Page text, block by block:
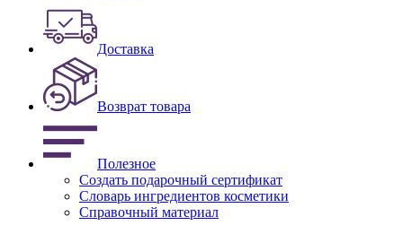
Доставка
Возврат товара
Полезное
Создать подарочный сертификат
Словарь ингредиентов косметики
Справочный материал